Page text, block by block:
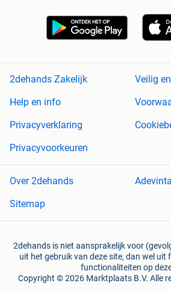
2dehands Zakelijk
Veilig
Help en info
Privacyverklaring
Privacyvoorkeuren
Over 2dehands
Adevinta
Sitemap
2dehands is niet aansprakelijk voor
uit het gebruik van deze site, dan wel
functionaliteiten op
Copyright © 2026 Marktplaats B.V. Alle